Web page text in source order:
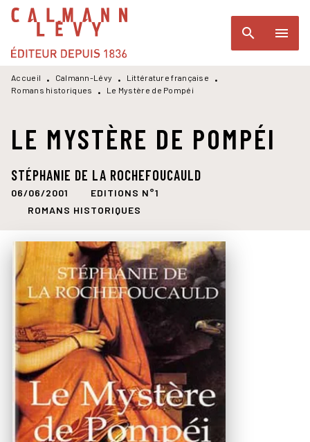
MENU RECHERCHE
PIED DE PAGE
search menu
Accueil • Calmann-Lévy • Littérature française
•
Romans historiques
• Le Mystère de Pompéi
LE MYSTÈRE DE POMPÉI
STÉPHANIE DE LA ROCHEFOUCAULD
06/06/2001
EDITIONS N°1
ROMANS HISTORIQUES